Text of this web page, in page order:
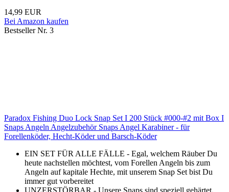
14,99 EUR
Bei Amazon kaufen
Bestseller Nr. 3
Paradox Fishing Duo Lock Snap Set I 200 Stück #000-#2 mit Box I
Snaps Angeln Angelzubehör Snaps Angel Karabiner - für
Forellenköder, Hecht-Köder und Barsch-Köder
EIN SET FÜR ALLE FÄLLE - Egal, welchem Räuber Du
heute nachstellen möchtest, vom Forellen Angeln bis zum
Angeln auf kapitale Hechte, mit unserem Snap Set bist Du
immer gut vorbereitet